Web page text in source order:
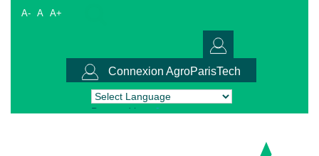
A- A A+
Connexion AgroParisTech
Powered by Translate